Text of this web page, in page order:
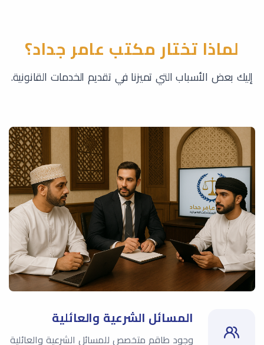
لماذا تختار مكتب عامر جداد؟
إليك بعض الأسباب التي تميزنا في تقديم الخدمات القانونية.
المسائل الشرعية والعائلية
وجود طاقم متخصص للمسائل الشرعية والعائلية